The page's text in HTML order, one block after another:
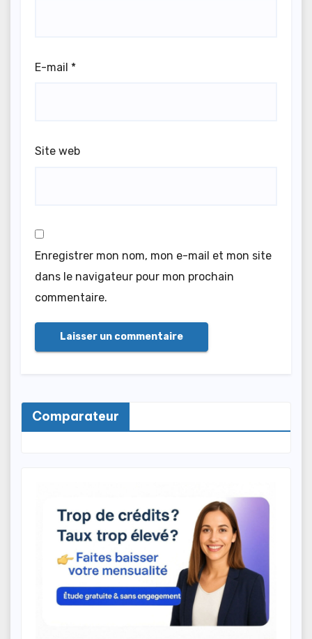
E-mail *
Site web
Enregistrer mon nom, mon e-mail et mon site
dans le navigateur pour mon prochain
commentaire.
Comparateur